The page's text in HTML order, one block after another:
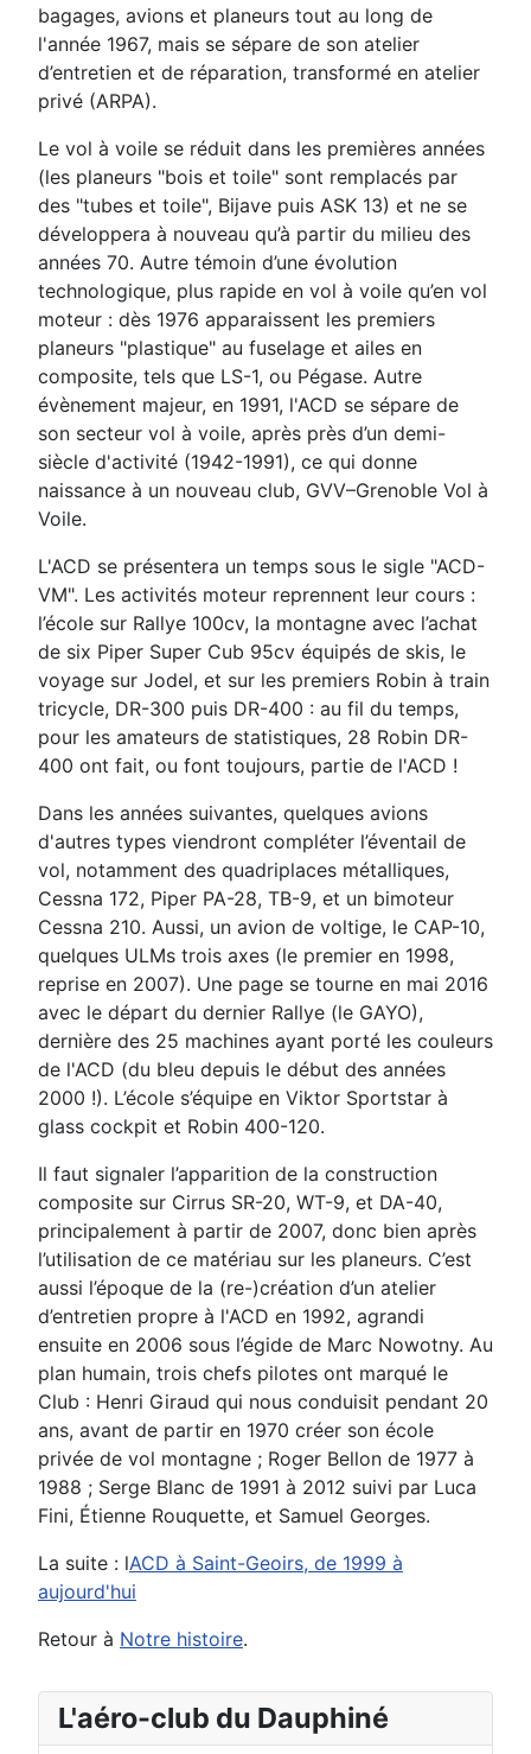
L'aéro-club du Dauphiné
bagages, avions et planeurs tout au long de
l'année 1967, mais se sépare de son atelier
d’entretien et de réparation, transformé en atelier
privé (ARPA).
Le vol à voile se réduit dans les premières années
(les planeurs "bois et toile" sont remplacés par
des "tubes et toile", Bijave puis ASK 13) et ne se
développera à nouveau qu’à partir du milieu des
années 70. Autre témoin d’une évolution
technologique, plus rapide en vol à voile qu’en vol
moteur : dès 1976 apparaissent les premiers
planeurs "plastique" au fuselage et ailes en
composite, tels que LS-1, ou Pégase. Autre
évènement majeur, en 1991, l'ACD se sépare de
son secteur vol à voile, après près d’un demi-
siècle d'activité (1942-1991), ce qui donne
naissance à un nouveau club, GVV–Grenoble Vol à
Voile.
L'ACD se présentera un temps sous le sigle "ACD-
VM". Les activités moteur reprennent leur cours :
l’école sur Rallye 100cv, la montagne avec l’achat
de six Piper Super Cub 95cv équipés de skis, le
voyage sur Jodel, et sur les premiers Robin à train
tricycle, DR-300 puis DR-400 : au fil du temps,
pour les amateurs de statistiques, 28 Robin DR-
400 ont fait, ou font toujours, partie de l'ACD !
Dans les années suivantes, quelques avions
d'autres types viendront compléter l’éventail de
vol, notamment des quadriplaces métalliques,
Cessna 172, Piper PA-28, TB-9, et un bimoteur
Cessna 210. Aussi, un avion de voltige, le CAP-10,
quelques ULMs trois axes (le premier en 1998,
reprise en 2007). Une page se tourne en mai 2016
avec le départ du dernier Rallye (le GAYO),
dernière des 25 machines ayant porté les couleurs
de l'ACD (du bleu depuis le début des années
2000 !). L’école s’équipe en Viktor Sportstar à
glass cockpit et Robin 400-120.
Il faut signaler l’apparition de la construction
composite sur Cirrus SR-20, WT-9, et DA-40,
principalement à partir de 2007, donc bien après
l’utilisation de ce matériau sur les planeurs. C’est
aussi l’époque de la (re-)création d’un atelier
d’entretien propre à l'ACD en 1992, agrandi
ensuite en 2006 sous l’égide de Marc Nowotny. Au
plan humain, trois chefs pilotes ont marqué le
Club : Henri Giraud qui nous conduisit pendant 20
ans, avant de partir en 1970 créer son école
privée de vol montagne ; Roger Bellon de 1977 à
1988 ; Serge Blanc de 1991 à 2012 suivi par Luca
Fini, Étienne Rouquette, et Samuel Georges.
La suite : lACD à Saint-Geoirs, de 1999 à
aujourd'hui
Retour à Notre histoire.